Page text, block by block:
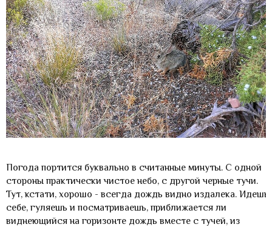
Погода портится буквально в считанные минуты. С одной
стороны практически чистое небо, с другой черные тучи.
Тут, кстати, хорошо - всегда дождь видно издалека. Идешь
себе, гуляешь и посматриваешь, приближается ли
виднеющийся на горизонте дождь вместе с тучей, из